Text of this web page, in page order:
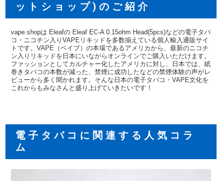
ットショップ)のご紹介
vape.shopは Eleafの Eleaf EC-A 0.15ohm Head(5pcs)などの電子タバ
コ・ニコチン入りVAPEリキッドを多数揃えている個人輸入通販サイ
トです。VAPE（ベイプ）の本場であるアメリカから、最新のニコチ
ン入りリキッドを日本にいながらオンラインでご購入いただけます。
ファッションとしてカルチャー化したアメリカに対し、日本では、紙
巻きタバコの本数が減った、禁煙に成功したなどの禁煙体験の声がレ
ビューから多く聞かれます。そんな日本の電子タバコ・VAPE文化を
これからもみなさんと盛り上げていきたいです！
電子タバコに関連する人気コラ
ム